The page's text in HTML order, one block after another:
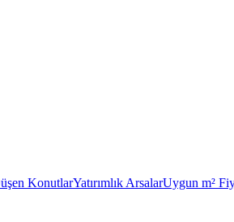
KonutlarYatırımlık ArsalarUygun m²